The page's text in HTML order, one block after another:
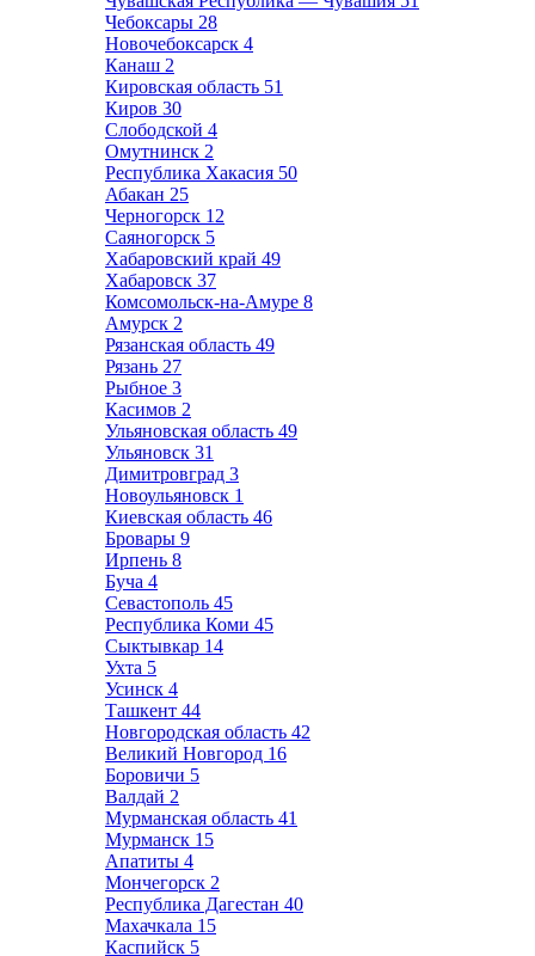
Чебоксары 28
Новочебоксарск 4
Канаш 2
Кировская область 51
Киров 30
Слободской 4
Омутнинск 2
Республика Хакасия 50
Абакан 25
Черногорск 12
Саяногорск 5
Хабаровский край 49
Хабаровск 37
Комсомольск-на-Амуре 8
Амурск 2
Рязанская область 49
Рязань 27
Рыбное 3
Касимов 2
Ульяновская область 49
Ульяновск 31
Димитровград 3
Новоульяновск 1
Киевская область 46
Бровары 9
Ирпень 8
Буча 4
Севастополь 45
Республика Коми 45
Сыктывкар 14
Ухта 5
Усинск 4
Ташкент 44
Новгородская область 42
Великий Новгород 16
Боровичи 5
Валдай 2
Мурманская область 41
Мурманск 15
Апатиты 4
Мончегорск 2
Республика Дагестан 40
Махачкала 15
Каспийск 5